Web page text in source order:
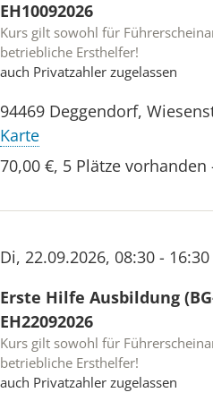
Kursgebühr.
Stornierungen
(Bei Abwesenheit oder
wird die volle
Mehr anzeigen
EH10092026
Kurs gilt sowohl für
betriebliche Ersthelfer!
auch Privatzahler zugelassen
94469 Deggendorf,
Karte
70,00 €, 5 Plätze vorhanden
Di, 22.09.2026, 08:30 -
Erste Hilfe Ausbildung
EH22092026
Kurs gilt sowohl für
betriebliche Ersthelfer!
auch Privatzahler zugelassen